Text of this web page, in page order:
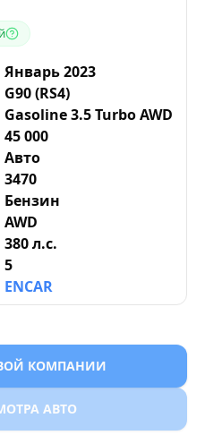
Январь 2023
G90 (RS4)
Gasoline 3.5 Turbo AWD
45 000
Авто
3470
Бензин
AWD
380 л.с.
5
ENCAR
КОМПАНИИ
АВТО